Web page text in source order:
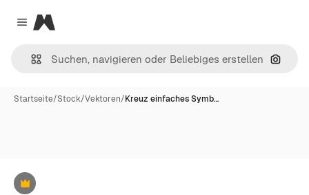
Close menu
Magnific
Nach
Startseite/Stock/Vektoren/Kreuz einfaches Symb…
Premium